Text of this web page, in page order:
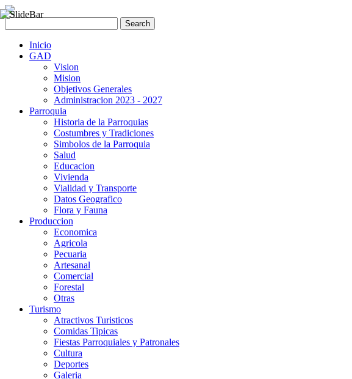
Inicio
GAD
Vision
Mision
Objetivos Generales
Administracion 2023 - 2027
Parroquia
Historia de la Parroquias
Costumbres y Tradiciones
Simbolos de la Parroquia
Salud
Educacion
Vivienda
Vialidad y Transporte
Datos Geografico
Flora y Fauna
Produccion
Economica
Agricola
Pecuaria
Artesanal
Comercial
Forestal
Otras
Turismo
Atractivos Turisticos
Comidas Tipicas
Fiestas Parroquiales y Patronales
Cultura
Deportes
Galeria